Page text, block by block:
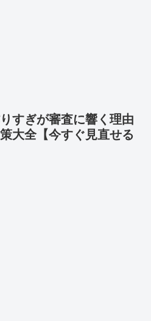
すぎが審査に響く理由
大全【今すぐ見直せる